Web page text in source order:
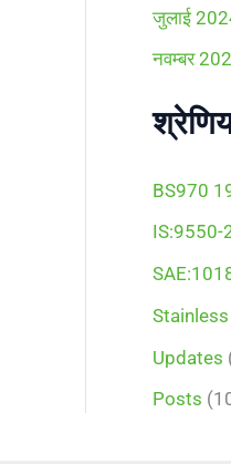
जुलाई
नवम्बर
BS970
IS:9550-
Updates
Posts